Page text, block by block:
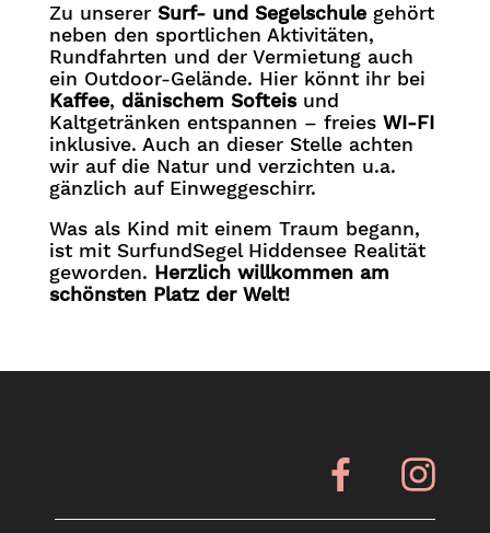
Zu unserer Surf- und Segelschulegehört
neben den sportlichen Aktivitäten,
Rundfahrten und der Vermietung auch
ein Outdoor-Gelände. Hier könnt ihr bei
Kaffee, dänischem Softeisund
Kaltgetränken entspannen – freies WI-FI
inklusive. Auch an dieser Stelle achten
wir auf die Natur und verzichten u.a.
gänzlich auf Einweggeschirr.
Was als Kind mit einem Traum begann,
ist mit SurfundSegel Hiddensee Realität
geworden. Herzlich willkommen am
schönsten Platz der Welt!
Facebook